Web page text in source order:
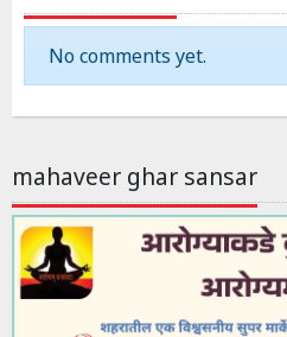
No comments yet.
mahaveer ghar sansar